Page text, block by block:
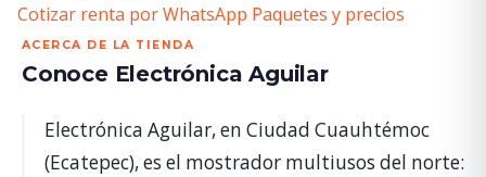
Cotizar renta por WhatsApp Paquetes y precios
ACERCA DE LA TIENDA
Conoce Electrónica Aguilar
Electrónica Aguilar, en Ciudad Cuauhtémoc
(Ecatepec), es el mostrador multiusos del norte: